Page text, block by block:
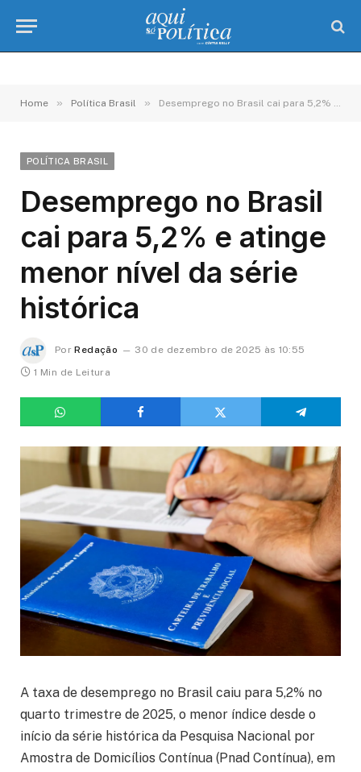
Home » Política Brasil » Desemprego no Brasil cai para 5,2% e atinge menor nível da série histórica
POLÍTICA BRASIL
Desemprego no Brasil
cai para 5,2% e atinge
menor nível da série
histórica
Por Redação
30 de dezembro de 2025 às 10:55
1 Min de Leitura
A taxa de desemprego no Brasil caiu para 5,2% no
quarto trimestre de 2025, o menor índice desde o
início da série histórica da Pesquisa Nacional por
Amostra de Domicílios Contínua (Pnad Contínua), em